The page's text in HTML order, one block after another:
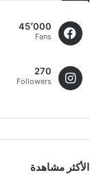
45٬000
Fans
270
Followers
الأكثر مشاهدة